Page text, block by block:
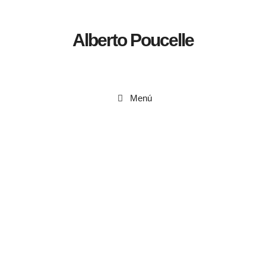
Alberto Poucelle
Menú